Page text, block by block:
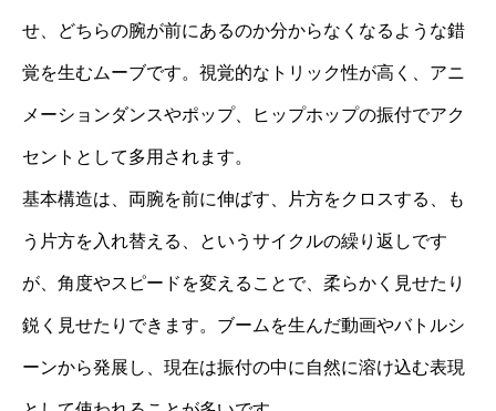
せ、どちらの腕が前にあるのか分からなくなるような錯
覚を生むムーブです。視覚的なトリック性が高く、アニ
メーションダンスやポップ、ヒップホップの振付でアク
セントとして多用されます。
基本構造は、両腕を前に伸ばす、片方をクロスする、も
う片方を入れ替える、というサイクルの繰り返しです
が、角度やスピードを変えることで、柔らかく見せたり
鋭く見せたりできます。ブームを生んだ動画やバトルシ
ーンから発展し、現在は振付の中に自然に溶け込む表現